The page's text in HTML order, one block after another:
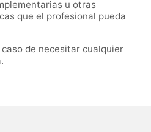
u otras
que el profesional pueda
de necesitar cualquier